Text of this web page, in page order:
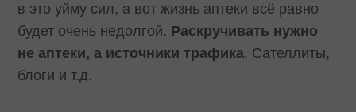
в это уйму сил, а вот жизнь аптеки всё равно
будет очень недолгой. Раскручивать нужно
не аптеки, а источники трафика. Сателлиты,
блоги и т.д.